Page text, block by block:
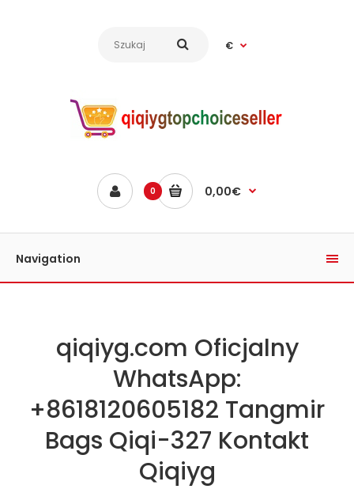
€
0 0,00€
Navigation
qiqiyg.com Oficjalny
WhatsApp:
+8618120605182 Tangmir
Bags Qiqi-327 Kontakt
Qiqiyg